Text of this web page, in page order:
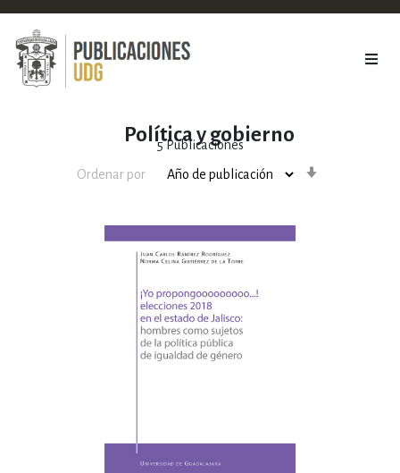
Política y gobierno
5Publicaciones
Ordenar por